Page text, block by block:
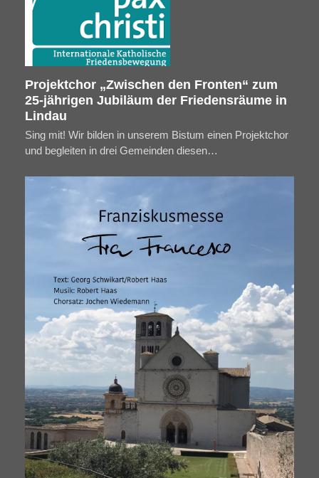
Projektchor „Zwischen den Fronten“ zum
25-jährigen Jubiläum der Friedensräume in
Lindau
Sing mit! Wir bilden in unserem Bistum einen Projektchor
und begleiten in drei Gemeinden diesen…